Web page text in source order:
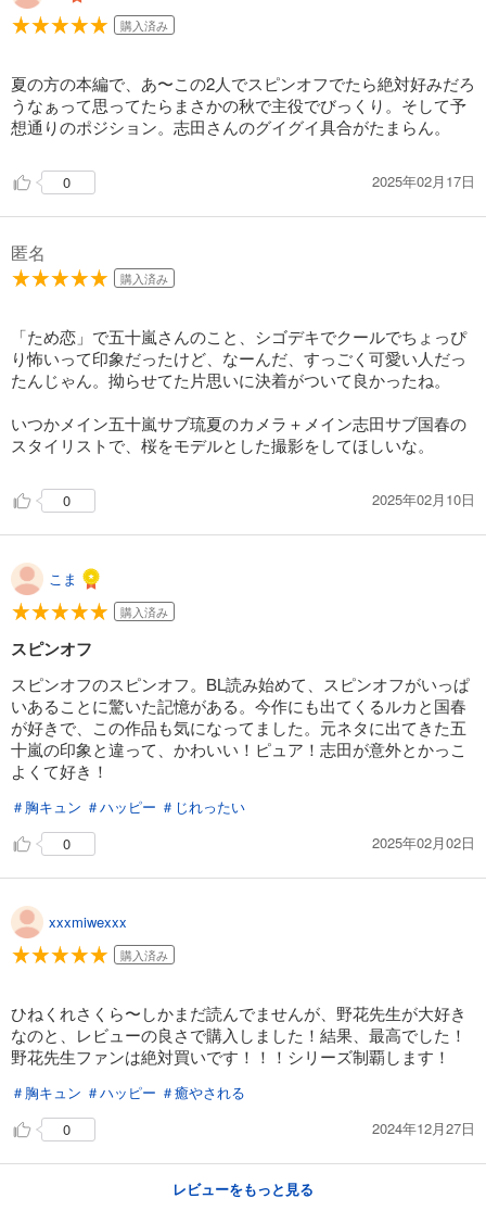
購入済み
夏の方の本編で、あ〜この2人でスピンオフでたら絶対好みだろ
うなぁって思ってたらまさかの秋で主役でびっくり。そして予
想通りのポジション。志田さんのグイグイ具合がたまらん。
0 2025年02月17日
匿名
購入済み
「ため恋」で五十嵐さんのこと、シゴデキでクールでちょっぴ
り怖いって印象だったけど、なーんだ、すっごく可愛い人だっ
たんじゃん。拗らせてた片思いに決着がついて良かったね。
いつかメイン五十嵐サブ琉夏のカメラ＋メイン志田サブ国春の
スタイリストで、桜をモデルとした撮影をしてほしいな。
0 2025年02月10日
こま
購入済み
スピンオフ
スピンオフのスピンオフ。BL読み始めて、スピンオフがいっぱ
いあることに驚いた記憶がある。今作にも出てくるルカと国春
が好きで、この作品も気になってました。元ネタに出てきた五
十嵐の印象と違って、かわいい！ピュア！志田が意外とかっこ
よくて好き！
＃胸キュン ＃ハッピー ＃じれったい
0
2025年02月02日
xxxmiwexxx
購入済み
ひねくれさくら〜しかまだ読んでませんが、野花先生が大好き
なのと、レビューの良さで購入しました！結果、最高でした！
野花先生ファンは絶対買いです！！！シリーズ制覇します！
＃胸キュン ＃ハッピー ＃癒やされる
0
2024年12月27日
レビューをもっと見る